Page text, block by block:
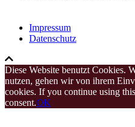
Impressum
Datenschutz
Diese Website benutzt Cookies.
nutzen, gehen wir von ihrem
cookies. If you continue using
consent.OK